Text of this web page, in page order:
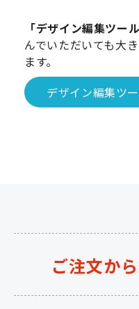
「デザイン編集ツー
んでいただいても大
ます。
デザイン編集ツ
ご注文か